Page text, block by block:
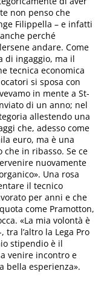
non penso che
Filippella – e infatti
perché
andare. Come
di ingaggio, ma il
tecnica economica
si sposa con
in mente a St-
di un anno; nel
allestendo una
che, adesso come
euro, ma è una
in ribasso. Se ce
nuovamente
Una rosa
il tecnico
per anni e che
come Pramotton,
«La mia volontà è
l’altro la Lega Pro
stipendio è il
venire incontro e
bella esperienza».